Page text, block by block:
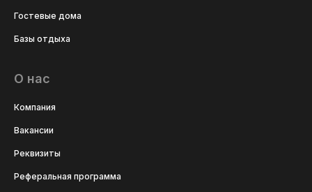
Гостевые дома
Базы отдыха
О нас
Компания
Вакансии
Реквизиты
Реферальная программа